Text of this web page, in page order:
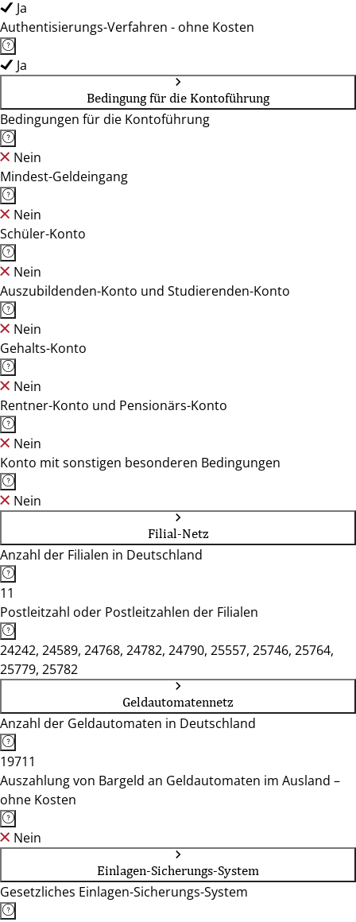
Ja
Authentisierungs-Verfahren - ohne Kosten
Ja
Bedingung für die Kontoführung
Bedingungen für die Kontoführung
Nein
Mindest-Geldeingang
Nein
Schüler-Konto
Nein
Auszubildenden-Konto und Studierenden-Konto
Nein
Gehalts-Konto
Nein
Rentner-Konto und Pensionärs-Konto
Nein
Konto mit sonstigen besonderen Bedingungen
Nein
Filial-Netz
Anzahl der Filialen in Deutschland
11
Postleitzahl oder Postleitzahlen der Filialen
24242, 24589, 24768, 24782, 24790, 25557, 25746, 25764,
25779, 25782
Geldautomatennetz
Anzahl der Geldautomaten in Deutschland
19711
Auszahlung von Bargeld an Geldautomaten im Ausland –
ohne Kosten
Nein
Einlagen-Sicherungs-System
Gesetzliches Einlagen-Sicherungs-System